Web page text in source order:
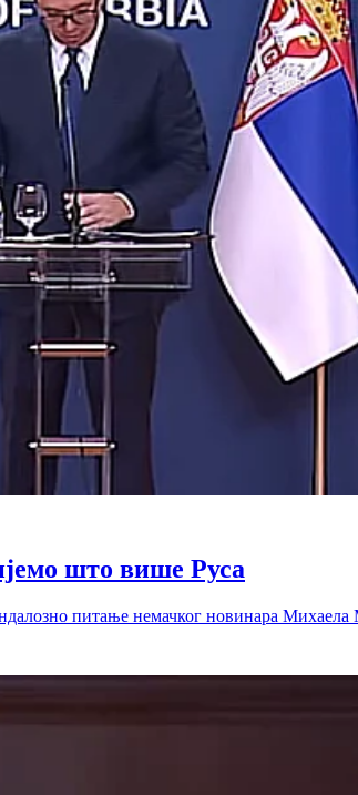
што више Руса
питање немачког новинара Михаела